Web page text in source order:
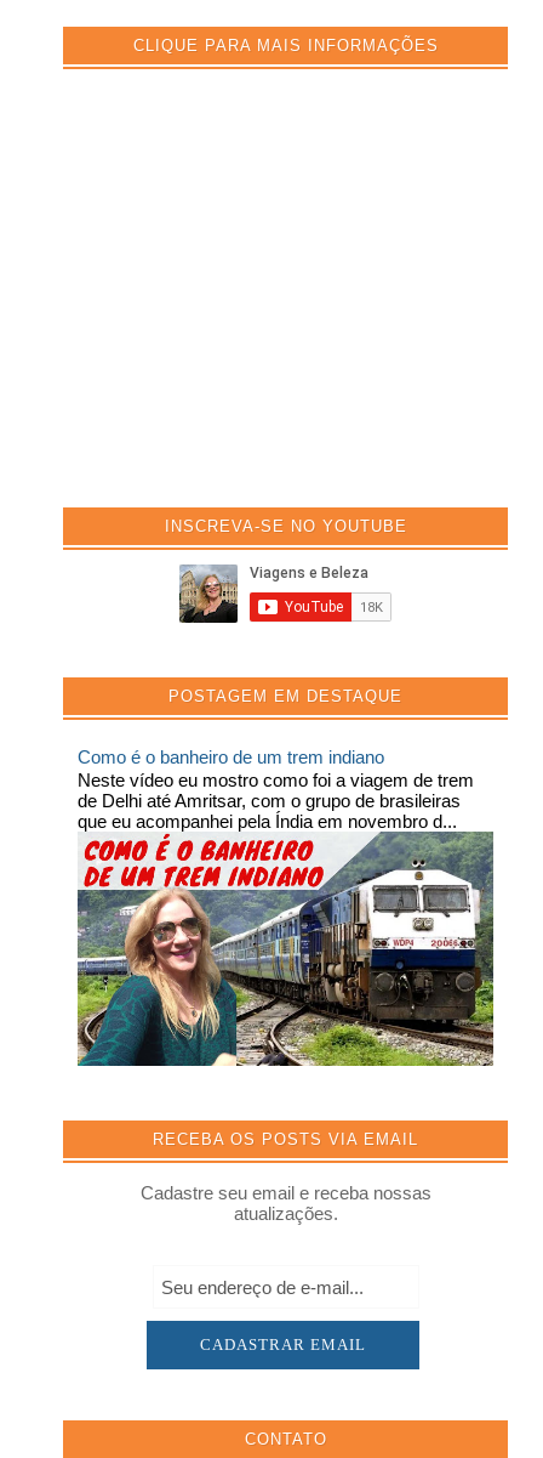
CLIQUE PARA MAIS INFORMAÇÕES
INSCREVA-SE NO YOUTUBE
POSTAGEM EM DESTAQUE
Como é o banheiro de um trem indiano
Neste vídeo eu mostro como foi a viagem de trem
de Delhi até Amritsar, com o grupo de brasileiras
que eu acompanhei pela Índia em novembro d...
RECEBA OS POSTS VIA EMAIL
Cadastre seu email e receba nossas
atualizações.
CONTATO